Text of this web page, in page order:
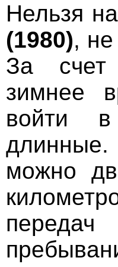
Нельзя
(1980),
За счет
зимнее
войти
длинные.
можно